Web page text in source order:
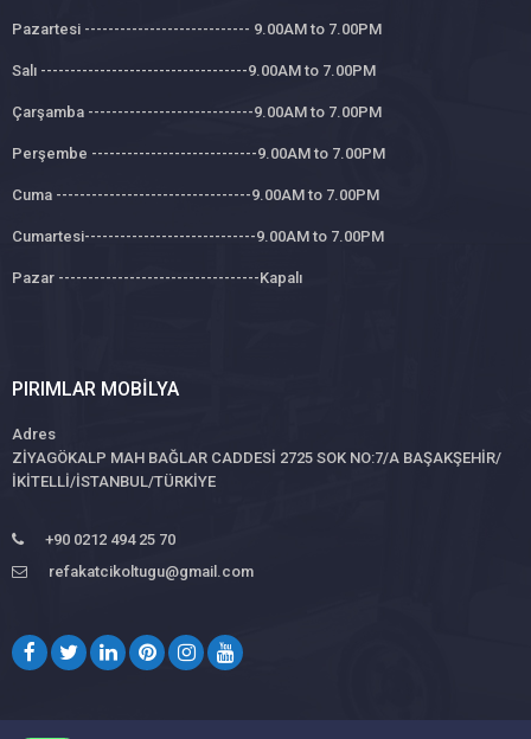
Pazartesi ---------------------------- 9.00AM to 7.00PM
Salı -----------------------------------9.00AM to 7.00PM
Çarşamba ----------------------------9.00AM to 7.00PM
Perşembe ----------------------------9.00AM to 7.00PM
Cuma ---------------------------------9.00AM to 7.00PM
Cumartesi-----------------------------9.00AM to 7.00PM
Pazar ----------------------------------Kapalı
PIRIMLAR MOBILYA
Adres
ZİYAGÖKALP MAH BAĞLAR CADDESİ 2725 SOK NO:7/A BAŞAKŞEHİR/
İKİTELLİ/İSTANBUL/TÜRKİYE
+90 0212 494 25 70
refakatcikoltugu@gmail.com